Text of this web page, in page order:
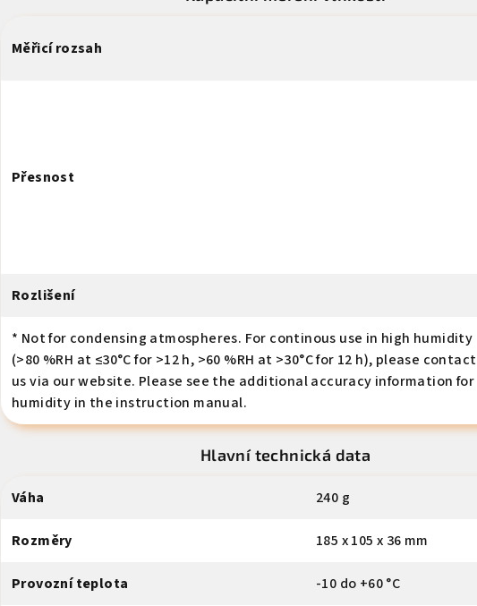
Měřicí rozsah
Přesnost
Rozlišení
* Not for condensing atmospheres. For continous use in high humidity
(>80 %RH at ≤30°C for >12 h, >60 %RH at >30°C for 12 h), please contact
us via our website. Please see the additional accuracy information for
humidity in the instruction manual.
Hlavní technická data
Váha 240 g
Rozměry 185 x 105 x 36 mm
Provozní teplota -10 do +60 °C